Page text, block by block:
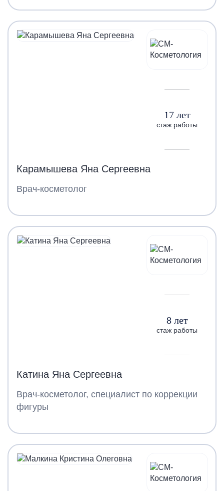
17 лет
стаж работы
Карамышева Яна Сергеевна
Врач-косметолог
8 лет
стаж работы
Катина Яна Сергеевна
Врач-косметолог, специалист по коррекции
фигуры